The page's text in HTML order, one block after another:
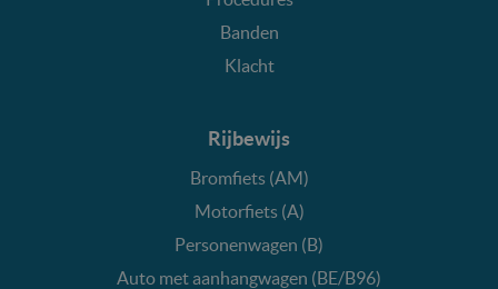
Banden
Klacht
Rijbewijs
Bromfiets (AM)
Motorfiets (A)
Personenwagen (B)
Auto met aanhangwagen (BE/B96)